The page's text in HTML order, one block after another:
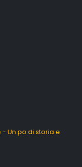
Un po di storia e